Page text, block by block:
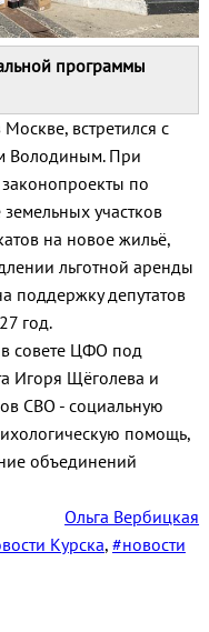
программы
встретился с
Володиным. При
по
участков
на новое жильё,
льготной аренды
поддержку депутатов
год.
в совете ЦФО под
Игоря Щёголева и
СВО - социальную
помощь,
объединений
Ольга Вербицкая
Курска, #новости